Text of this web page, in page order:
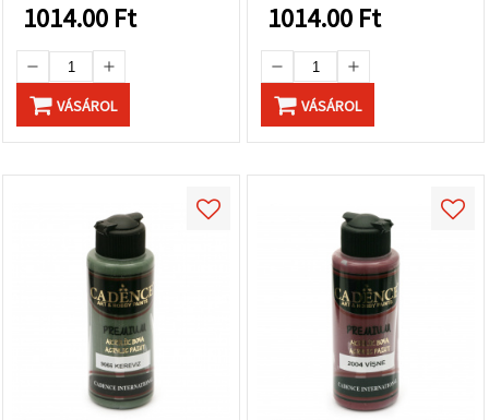
1014.00 Ft
VÁSÁROL
1014.00 Ft
VÁSÁROL